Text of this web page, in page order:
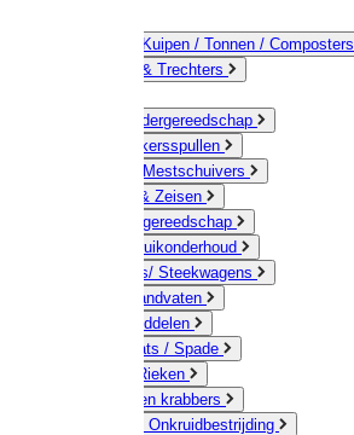
Emmers / Kuipen / Tonnen / Composters
Jerrycans & Trechters
Hand-/ Kindergereedschap
Stratenmakersspullen
Sneeuw- / Mestschuivers
Baggeren & Zeisen
Elektrisch gereedschap
Boom / Struikonderhoud
Kruiwagens/ Steekwagens
Stelen / Handvaten
Tuinhulpmiddelen
Schop / Bats / Spade
Vorken & Rieken
Cultivator en krabbers
Schoffels / Onkruidbestrijding